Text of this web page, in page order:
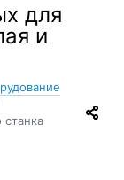
для
и